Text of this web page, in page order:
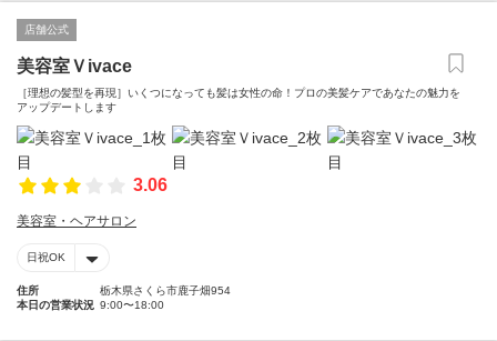
店舗公式
美容室Ｖivace
［理想の髪型を再現］いくつになっても髪は女性の命！プロの美髪ケアであなたの魅力を
アップデートします
3.06
美容室・ヘアサロン
日祝OK
住所
栃木県さくら市鹿子畑954
本日の営業状況 9:00〜18:00